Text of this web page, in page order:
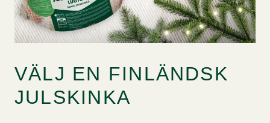
VÄLJ EN FINLÄNDSK
JULSKINKA